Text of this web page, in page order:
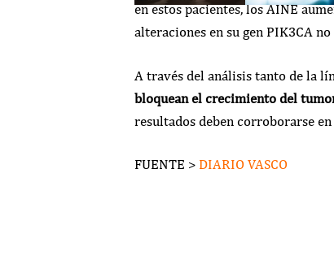
en estos pacientes, los AINE
alteraciones en su gen PIK3CA
A través del análisis tanto de la
bloquean el crecimiento del
resultados deben corroborarse
FUENTE > DIARIO VASCO